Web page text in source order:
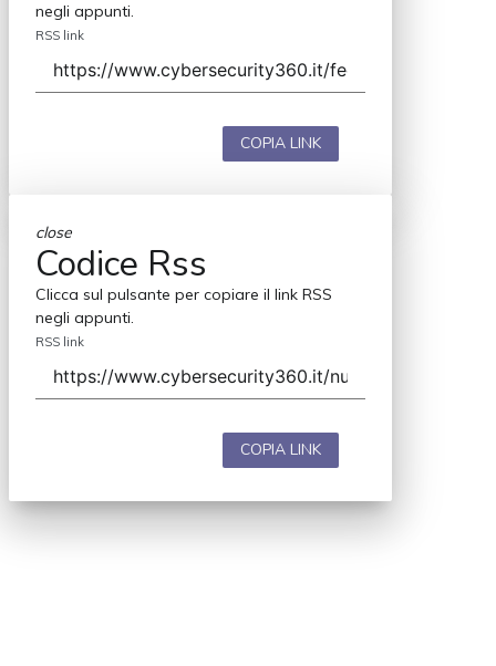
negli appunti.
RSS link
COPIA LINK
close
Codice Rss
Clicca sul pulsante per copiare il link RSS
negli appunti.
RSS link
COPIA LINK